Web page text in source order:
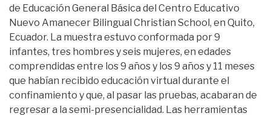
de Educación General Básica del Centro Educativo
Nuevo Amanecer Bilingual Christian School, en Quito,
Ecuador. La muestra estuvo conformada por 9
infantes, tres hombres y seis mujeres, en edades
comprendidas entre los 9 años y los 9 años y 11 meses
que habían recibido educación virtual durante el
confinamiento y que, al pasar las pruebas, acabaran de
regresar a la semi-presencialidad. Las herramientas